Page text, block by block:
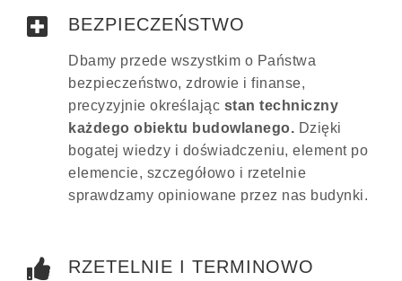
BEZPIECZEŃSTWO
Dbamy przede wszystkim o Państwa
bezpieczeństwo, zdrowie i finanse,
precyzyjnie określając stan techniczny
każdego obiektu budowlanego. Dzięki
bogatej wiedzy i doświadczeniu, element po
elemencie, szczegółowo i rzetelnie
sprawdzamy opiniowane przez nas budynki.
RZETELNIE I TERMINOWO